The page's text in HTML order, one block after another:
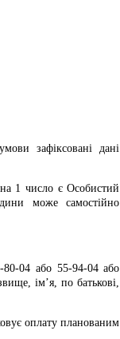
зафіксовані дані
1 число є Особистий
може самостійно
04 або 55-94-04 або
ім’я, по батькові,
оплату планованим